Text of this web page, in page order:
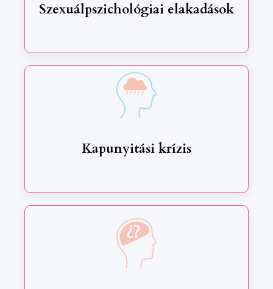
Szexuálpszichológiai elakadások
Kapunyitási krízis